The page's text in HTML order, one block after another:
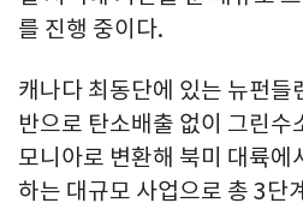
를 진행 중이다.
캐나다 최동단에 있는 뉴펀들
반으로 탄소배출 없이 그린
모니아로 변환해 북미 대륙에
하는 대규모 사업으로 총 3단